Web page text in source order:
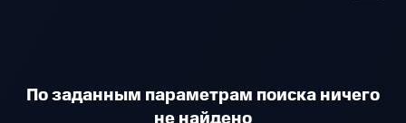
По заданным параметрам поиска ничего